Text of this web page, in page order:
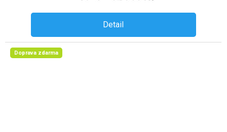
Detail
Doprava zdarma